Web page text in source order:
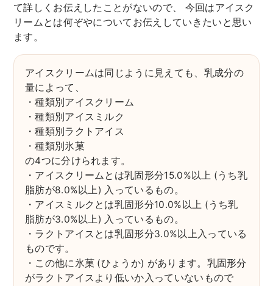
て詳しくお伝えしたことがないので、 今回はアイスク
リームとは何ぞやについてお伝えしていきたいと思い
ます。
アイスクリームは同じように見えても、乳成分の
量によって、
・種類別アイスクリーム
・種類別アイスミルク
・種類別ラクトアイス
・種類別氷菓
の4つに分けられます。
・アイスクリームとは乳固形分15.0%以上 (うち乳
脂肪が8.0%以上) 入っているもの。
・アイスミルクとは乳固形分10.0%以上 (うち乳
脂肪が3.0%以上) 入っているもの。
・ラクトアイスとは乳固形分3.0%以上入っている
ものです。
・この他に氷菓 (ひょうか) があります。乳固形分
がラクトアイスより低いか入っていないもので